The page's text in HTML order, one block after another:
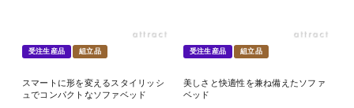
受注生産品 組立品
スマートに形を変えるスタイリッシ
ュでコンパクトなソファベッド
受注生産品 組立品
美しさと快適性を兼ね備えたソファ
ベッド